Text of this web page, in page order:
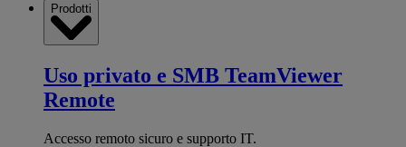
Prodotti
Uso privato e SMB TeamViewer
Remote
Accesso remoto sicuro e supporto IT.